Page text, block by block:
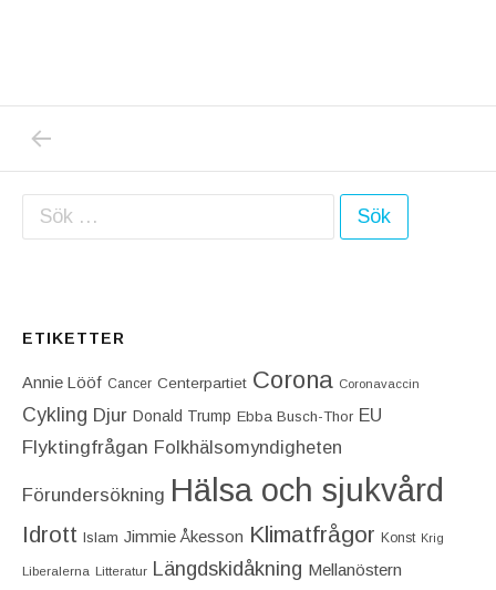
Inläggsnavigering
Sök efter:
ETIKETTER
Annie Lööf Cancer Centerpartiet‎ Corona Coronavaccin
Cykling Djur Donald Trump Ebba Busch-Thor EU
Flyktingfrågan Folkhälsomyndigheten
Förundersökning Hälsa och sjukvård
Idrott Islam Jimmie Åkesson Klimatfrågor Konst Krig
Liberalerna Litteratur Längdskidåkning Mellanöstern